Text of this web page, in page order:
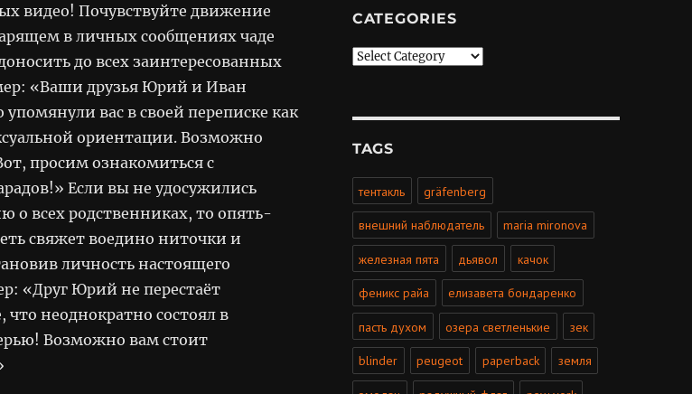
видео! Почувствуйте движение
в личных сообщениях чаде
до всех заинтересованных
«Ваши друзья Юрий и Иван
вас в своей переписке как
ориентации. Возможно
просим ознакомиться с
Если вы не удосужились
всех родственниках, то опять-
свяжет воедино ниточки и
личность настоящего
«Друг Юрий не перестаёт
неоднократно состоял в
Возможно вам стоит
CATEGORIES
Categories
TAGS
тентакль gräfenberg
внешний наблюдатель maria mironova
железная пята дьявол качок
феникс райа елизавета бондаренко
пасть духом озера светленькие зек
blinder peugeot paperback земля